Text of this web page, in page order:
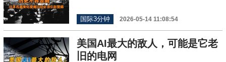
国际3分钟 2026-05-14 11:08:54
美国AI最大的敌人，可能是它老
旧的电网